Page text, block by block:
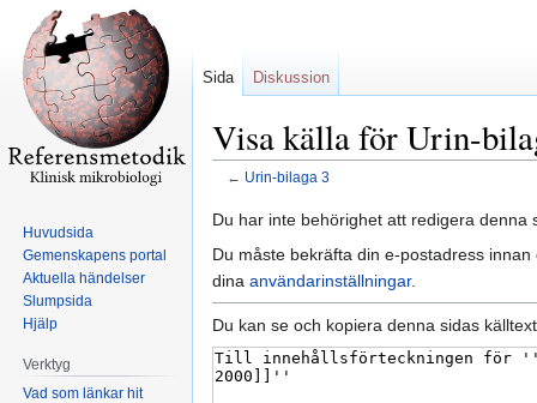
Visa källa för Urin-
← Urin-bilaga 3
Hoppa
till
navigering
Hoppa
till
sök
Du har inte behörighet att redigera denna
Du måste bekräfta din e-postadress
dina användarinställningar.
Du kan se och kopiera denna sidas
Sida Diskussion
Huvudsida
Gemenskapens portal
Aktuella händelser
Slumpsida
Hjälp
Verktyg
Vad som länkar hit